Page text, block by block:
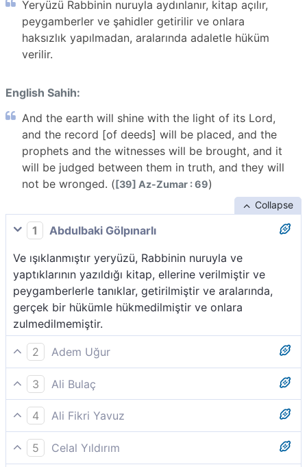
Yeryüzü Rabbinin nuruyla aydınlanır, kitap açılır,
peygamberler ve şahidler getirilir ve onlara
haksızlık yapılmadan, aralarında adaletle hüküm
verilir.
English Sahih:
And the earth will shine with the light of its Lord,
and the record [of deeds] will be placed, and the
prophets and the witnesses will be brought, and it
will be judged between them in truth, and they will
not be wronged. ([39] Az-Zumar : 69)
Collapse
1
Abdulbaki Gölpınarlı
Ve ışıklanmıştır yeryüzü, Rabbinin nuruyla ve
yaptıklarının yazıldığı kitap, ellerine verilmiştir ve
peygamberlerle tanıklar, getirilmiştir ve aralarında,
gerçek bir hükümle hükmedilmiştir ve onlara
zulmedilmemiştir.
2
Adem Uğur
Yeryüzü, Rabbinin nûru ile aydınlanır, kitap konulur,
peygamberler ve şahitler getirilir ve aralarında
hakkaniyetle hüküm verilir. Onlara asla zulmedilmez.
3
Ali Bulaç
Yer, Rabbinin nuruyla parıldadı; (orta yere) kitap
kondu; peygamberler ve şahidler getirildi ve
aralarında hak ile hüküm verildi, onlar haksızlığa
uğratılmazlar.
4
Ali Fikri Yavuz
Mahşer yeri, Rabbinin nuru (adaleti) ile aydınlanmıştır.
Kitab (amel defterleri sağ ve sol ellere) konmuş,
5
Celal Yıldırım